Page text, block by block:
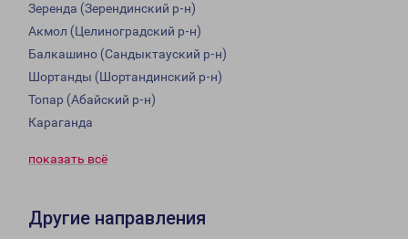
Зеренда (Зерендинский р-н)
Акмол (Целиноградский р-н)
Балкашино (Сандыктауский р-н)
Шортанды (Шортандинский р-н)
Топар (Абайский р-н)
Караганда
показать всё
Другие направления